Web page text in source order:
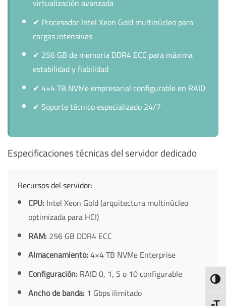
virtualización avanzada
✔ Procesador Intel Xeon Gold multinúcleo para
cargas intensivas
✔ 256 GB de memoria DDR4 ECC para máxima
estabilidad y fiabilidad
✔4×4 TB NVMe empresarial configurable en RAID
✔Soporte técnico especializado 24/7
Especificaciones técnicas del servidor dedicado
Recursos del servidor:
CPU: Intel Xeon Gold (arquitectura multinúcleo
optimizada para HCI)
RAM: 256 GB DDR4 ECC
Almacenamiento:4×4 TB NVMe Enterprise
Configuración: RAID 0, 1, 5 o 10 configurable
Ancho de banda: 1 Gbps ilimitado